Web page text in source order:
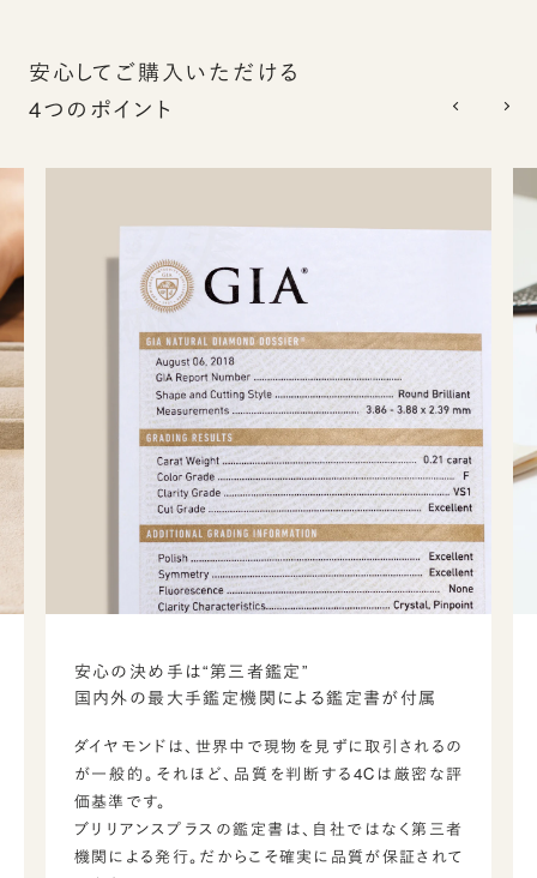
安心してご購入いただける
4つのポイント
安心の決め手は“第三者鑑定”
国内外の最大手鑑定機関による鑑定書が付属
ダイヤモンドは、世界中で現物を見ずに取引されるの
が一般的。それほど、品質を判断する4Cは厳密な評
価基準です。
ブリリアンスプラスの鑑定書は、自社ではなく第三者
機関による発行。だからこそ確実に品質が保証されて